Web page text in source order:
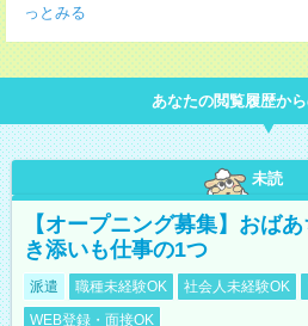
っとみる
あなたの閲覧履歴か
未読
【オープニング募集】おば
き添いも仕事の1つ
派遣 職種未経験OK 社会人未経験OK
WEB登録・面接OK